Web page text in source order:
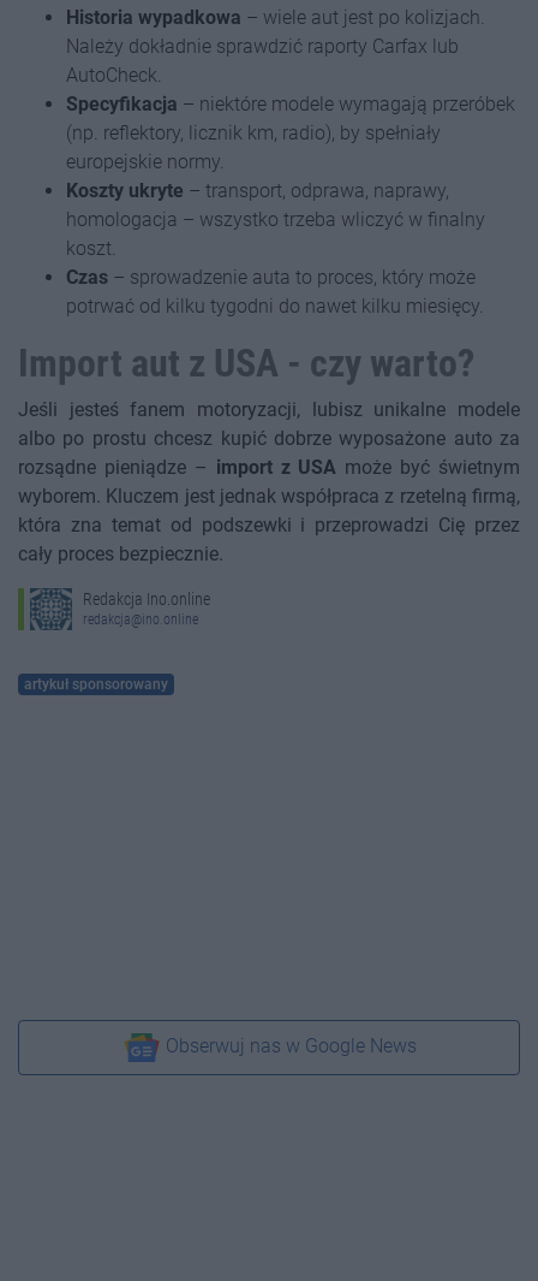
Historia wypadkowa – wiele aut jest po kolizjach.
Należy dokładnie sprawdzić raporty Carfax lub
AutoCheck.
Specyfikacja – niektóre modele wymagają przeróbek
(np. reflektory, licznik km, radio), by spełniały
europejskie normy.
Koszty ukryte – transport, odprawa, naprawy,
homologacja – wszystko trzeba wliczyć w finalny
koszt.
Czas – sprowadzenie auta to proces, który może
potrwać od kilku tygodni do nawet kilku miesięcy.
Import aut z USA - czy warto?
Jeśli jesteś fanem motoryzacji, lubisz unikalne modele
albo po prostu chcesz kupić dobrze wyposażone auto za
rozsądne pieniądze – import z USA może być świetnym
wyborem. Kluczem jest jednak współpraca z rzetelną firmą,
która zna temat od podszewki i przeprowadzi Cię przez
cały proces bezpiecznie.
Redakcja Ino.online
redakcja@ino.online
artykuł sponsorowany
Obserwuj nas w Google News